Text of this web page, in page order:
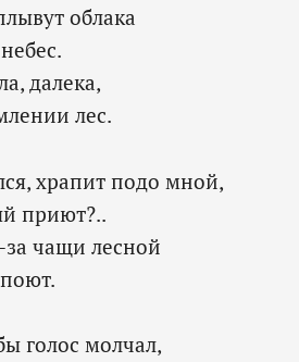
облака
далека,
лес.
храпит подо мной,
приют?..
за чащи лесной
голос молчал,